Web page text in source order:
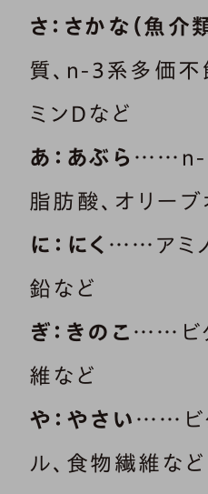
さ：さかな（魚介
質、n-3系多価不
ミンDなど
あ：あぶら ……n-
脂肪酸、オリー
に：にく ……アミノ
鉛など
ぎ：きのこ ……ビ
維など
や：やさい ……ビ
ル、食物繊維など